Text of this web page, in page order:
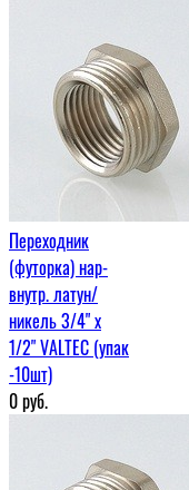
Переходник
(футорка) нар-
внутр. латун/
никель 3/4" х
1/2" VALTEC (упак
-10шт)
0руб.